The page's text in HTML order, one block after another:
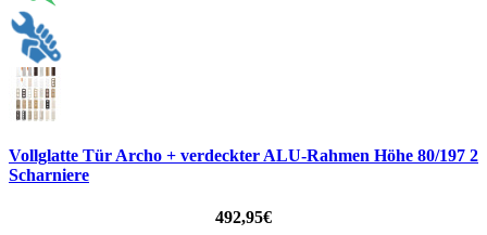
Vollglatte Tür Archo + verdeckter ALU-Rahmen Höhe 80/197 2
Scharniere
492,95€